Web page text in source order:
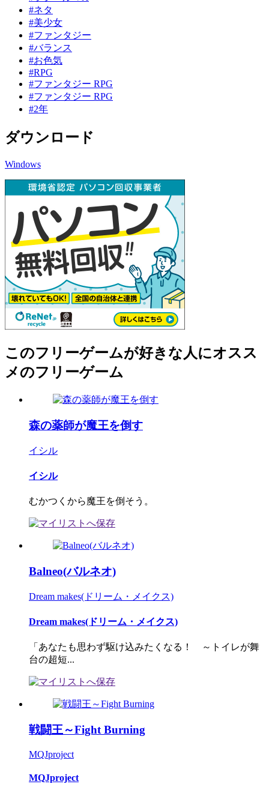
#ネタ
#美少女
#ファンタジー
#バランス
#お色気
#RPG
#ファンタジー RPG
#ファンタジー RPG
#2年
ダウンロード
Windows
このフリーゲームが好きな人にオスス
メのフリーゲーム
森の薬師が魔王を倒す
イシル
イシル
むかつくから魔王を倒そう。
Balneo(バルネオ)
Dream makes(ドリーム・メイクス)
Dream makes(ドリーム・メイクス)
「あなたも思わず駆け込みたくなる！ ～トイレが舞
台の超短...
戦闘王～Fight Burning
MQJproject
MQJproject